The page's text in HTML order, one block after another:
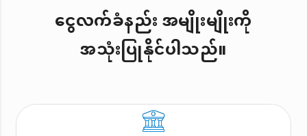
ငွေလက်ခံနည်း အမျိုးမျိုးကို
အသုံးပြုနိုင်ပါသည်။